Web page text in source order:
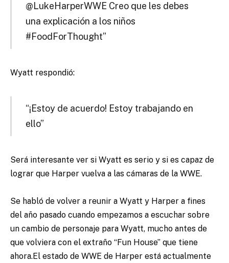
@LukeHarperWWE Creo que les debes
una explicación a los niños
#FoodForThought”
Wyatt respondió:
“¡Estoy de acuerdo! Estoy trabajando en
ello”
Será interesante ver si Wyatt es serio y si es capaz de
lograr que Harper vuelva a las cámaras de la WWE.
Se habló de volver a reunir a Wyatt y Harper a fines
del año pasado cuando empezamos a escuchar sobre
un cambio de personaje para Wyatt, mucho antes de
que volviera con el extraño “Fun House” que tiene
ahora.El estado de WWE de Harper está actualmente